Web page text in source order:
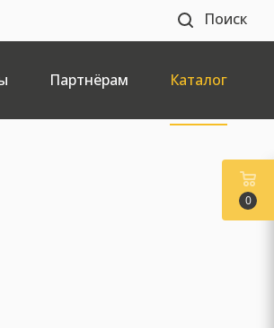
Поиск
Партнёрам Каталог
0